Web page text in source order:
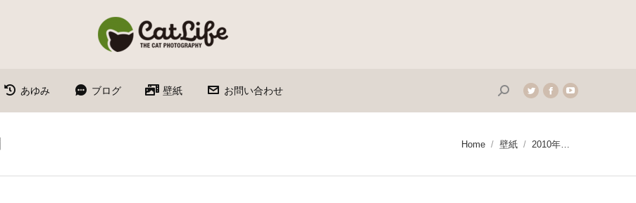
あゆみ ブログ 壁紙 お問い合わせ Search:Twitter
page
in
window
Facebook
page
in
window
YouTube
page
window
You are here:
Home 壁紙 2010年…